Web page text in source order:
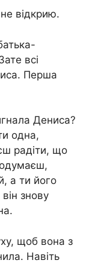
відкрию.
всі
Перша
Дениса?
одна,
радіти, що
а ти його
знову
щоб вона з
Навіть